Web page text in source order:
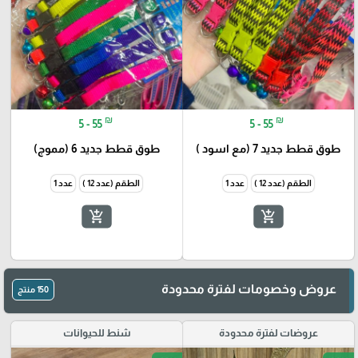
🎓
5 - 55 ₪
طوق قطط جديد 7 (مع اسود )
الطقم (عدد 12 ) عدد 1
add_shopping_cart
5 - 55 ₪
طوق قطط جديد 6 (مموج)
الطقم (عدد 12 ) عدد 1
add_shopping_cart
عروض وخصومات لفترة محدودة 150 منتج
عروضات لفترة محدودة شنط للحيوانات